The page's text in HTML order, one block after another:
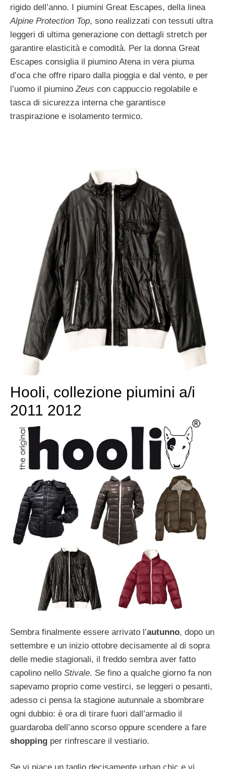
rigido dell’anno. I piumini Great Escapes, della linea
Alpine Protection Top, sono realizzati con tessuti ultra
leggeri di ultima generazione con dettagli stretch per
garantire elasticità e comodità. Per la donna Great
Escapes consiglia il piumino Atena in vera piuma
d’oca che offre riparo dalla pioggia e dal vento, e per
l’uomo il piuminoZeus con cappuccio regolabile e
tasca di sicurezza interna che garantisce
traspirazione e isolamento termico.
Hooli, collezione piumini a/i
2011 2012
Sembra finalmente essere arrivato l’autunno, dopo un
settembre e un inizio ottobre decisamente al di sopra
delle medie stagionali, il freddo sembra aver fatto
capolino nello Stivale. Se fino a qualche giorno fa non
sapevamo proprio come vestirci, se leggeri o pesanti,
adesso ci pensa la stagione autunnale a sbombrare
ogni dubbio: è ora di tirare fuori dall’armadio il
guardaroba dell’anno scorso oppure scendere a fare
shopping per rinfrescare il vestiario.